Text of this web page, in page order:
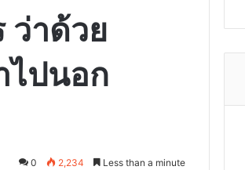
ว่าด้วย
ไปนอก
0 2,234 Less than a minute